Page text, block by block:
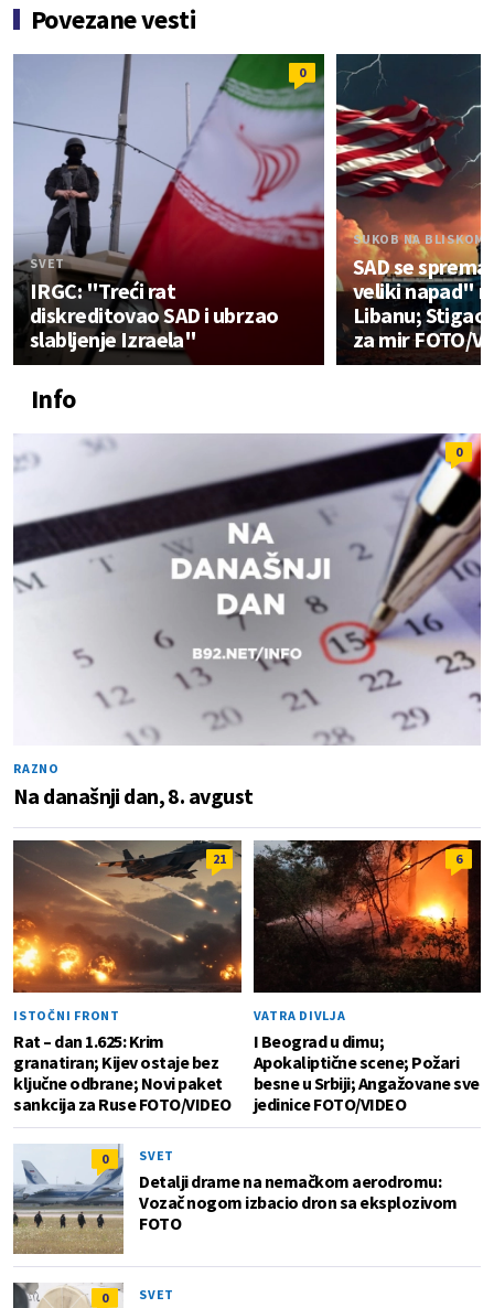
Povezane vesti
0
SVET
IRGC: "Treći rat
diskreditovao SAD i ubrzao
slabljenje Izraela"
SUKOB NA BLISKOM
SAD se
veliki napad"
Libanu;
za mir FOTO/
Info
0
RAZNO
Na današnji dan, 8. avgust
21
ISTOČNI FRONT
Rat – dan 1.625: Krim
granatiran; Kijev ostaje bez
ključne odbrane; Novi paket
sankcija za Ruse FOTO/VIDEO
6
VATRA DIVLJA
I Beograd u dimu;
Apokaliptične scene; Požari
besne u Srbiji; Angažovane sve
jedinice FOTO/VIDEO
0 SVET
Detalji drame na nemačkom aerodromu:
Vozač nogom izbacio dron sa eksplozivom
FOTO
0 SVET